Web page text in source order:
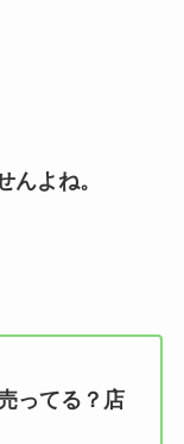
んよね。
ってる？店